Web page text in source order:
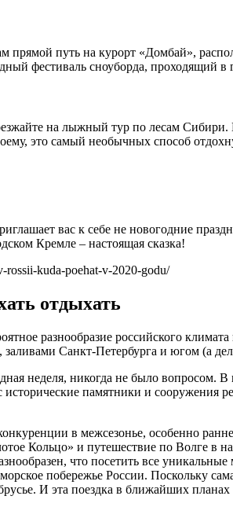
прямой путь на курорт «Домбай»,
фестиваль сноуборда, проходящий в
на лыжный тур по лесам
это самый необычных способ
вас к себе не новогодние
Кремле – настоящая сказка!
kuda-poehat-v-2020-godu/
отдыхать
разнообразие российского
Санкт-Петербурга и югом (а
неделя, никогда не было
исторические памятники и
в межсезонье, особенно
Кольцо» и путешествие по Волге
что посетить все
побережье России. Поскольку
И эта поездка в ближайших